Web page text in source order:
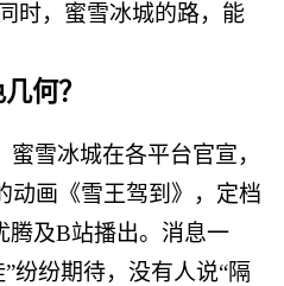
时，蜜雪冰城的路，能
何？
雪冰城在各平台官宣，
动画《雪王驾到》，定档
腾及B站播出。消息一
纷纷期待，没有人说“隔